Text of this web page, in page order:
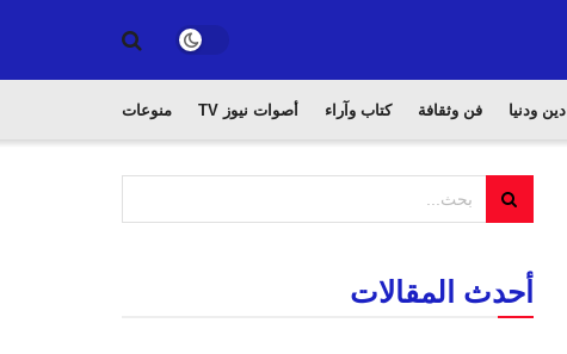
دين ودنيا فن وثقافة كتاب وآراء أصوات نيوز TV منوعات
أحدث المقالات